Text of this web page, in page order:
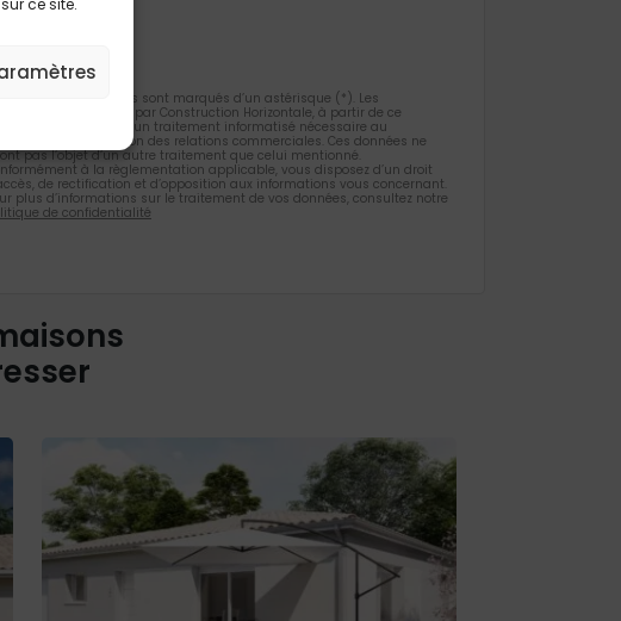
ce site.
champs obligatoires sont marqués d’un astérisque (*). Les
recueillies par Construction Horizontale, à partir de ce
font l’objet d’un traitement informatisé nécessaire au
et à la gestion des relations commerciales. Ces données ne
pas l’objet d’un autre traitement que celui mentionné.
à la règlementation applicable, vous disposez d’un droit
de rectification et d’opposition aux informations vous concernant.
plus d’informations sur le traitement de vos données, consultez notre
de confidentialité